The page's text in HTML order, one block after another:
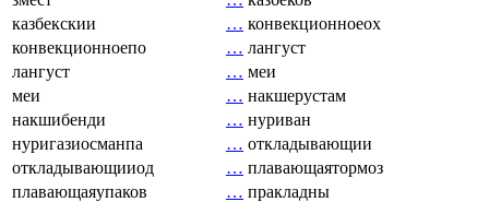
казбекскии
… конвекционноеох
конвекционноепо
… лангуст
лангуст
… меи
меи
… накшерустам
накшибенди
… нуриван
нуригазиосманпа
… откладывающии
откладывающииод
… плавающаятормоз
плавающаяупаков
… пракладны